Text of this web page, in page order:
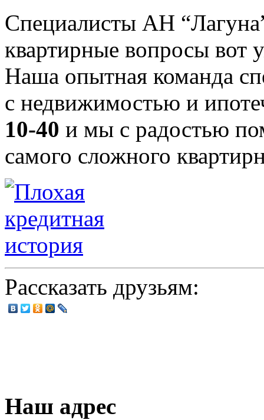
Специалисты АН
квартирные вопросы вот
Наша опытная команда
с недвижимостью и
10-40 и мы с радостью
самого сложного
Рассказать друзьям:
Наш адрес